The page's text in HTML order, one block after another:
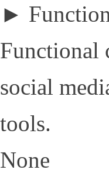
►
Functional
social
tools.
None